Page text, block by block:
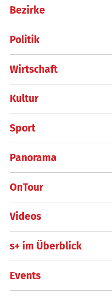
Bezirke
Politik
Wirtschaft
Kultur
Sport
Panorama
OnTour
Videos
s+ im Überblick
Events